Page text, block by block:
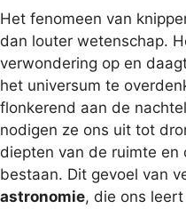
Het fenomeen van
dan louter wetenschap.
verwondering op en
het universum te
flonkerend aan de
nodigen ze ons uit tot
diepten van de ruimte en
bestaan. Dit gevoel van
astronomie, die ons